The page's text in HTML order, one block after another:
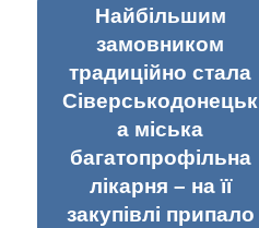
Найбільшим
замовником
традиційно стала
Сіверськодонецьк
а міська
багатопрофільна
лікарня – на її
закупівлі припало